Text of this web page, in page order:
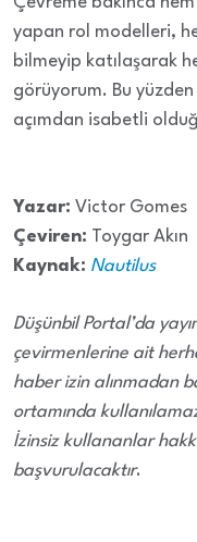
yapan rol modelleri,
bilmeyip katılaşarak
görüyorum. Bu yüzden
açımdan isabetli
Yazar: Victor Gomes
Çeviren: Toygar Akın
Kaynak: Nautilus
Düşünbil Portal’da
çevirmenlerine ait
haber izin alınmadan
ortamında
İzinsiz kullananlar
başvurulacaktır.